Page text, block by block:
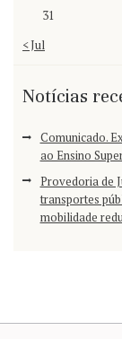
31
« Jul
Notícias
Comunicado.
ao Ensino
Provedoria de
transportes
mobilidade